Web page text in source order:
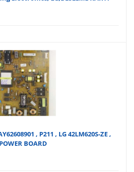
, P211 , LG 42LM620S-ZE ,
POWER BOARD